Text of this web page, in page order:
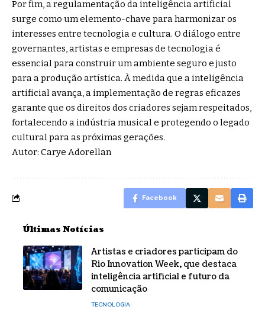
Por fim, a regulamentação da inteligência artificial
surge como um elemento-chave para harmonizar os
interesses entre tecnologia e cultura. O diálogo entre
governantes, artistas e empresas de tecnologia é
essencial para construir um ambiente seguro e justo
para a produção artística. À medida que a inteligência
artificial avança, a implementação de regras eficazes
garante que os direitos dos criadores sejam respeitados,
fortalecendo a indústria musical e protegendo o legado
cultural para as próximas gerações.
Autor: Carye Adorellan
Facebook
Últimas Notícias
Artistas e criadores participam do
Rio Innovation Week, que destaca
inteligência artificial e futuro da
comunicação
TECNOLOGIA